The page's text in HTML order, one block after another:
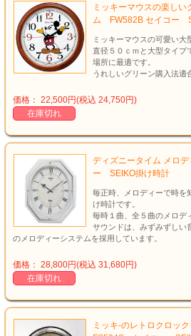
ミッキーマウスの楽しい
ム FW582B セイコー
ミッキーマウスの可愛い大
直径５０ｃｍと大型タイプ
場所に最適です。
うれしいグリーン購入法適
価格： 22,500円(税込 24,750円)
在庫切れ
ディズニータイム メロ
ー SEIKO掛け時計
毎正時、メロディーで時を
け時計です。
毎時１曲、全５曲のメロデ
サウンドは、みずみずしい
のメロディーシステムを採用しています。
価格： 28,800円(税込 31,680円)
在庫切れ
ミッキ-のレトロクロッ